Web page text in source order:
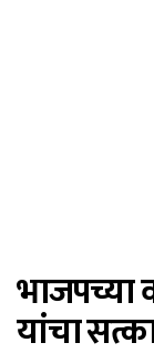
यांचा